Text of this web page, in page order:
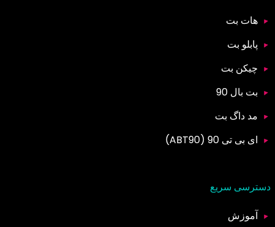
هات بت
پابلو بت
چیکن بت
بت بال 90
مد داگ بت
ای بی تی 90 (ABT90)
دسترسی سریع
آموزش